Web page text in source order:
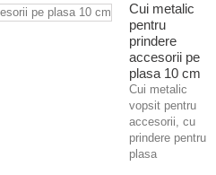
Cui metalic
pentru
prindere
accesorii pe
plasa 10 cm
Cui metalic
vopsit pentru
accesorii, cu
prindere pentru
plasa